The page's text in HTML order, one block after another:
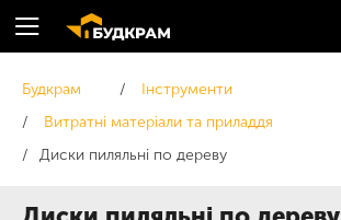
Будкрам
Інструменти
Витратні матеріали та приладдя
Диски пиляльні по дереву